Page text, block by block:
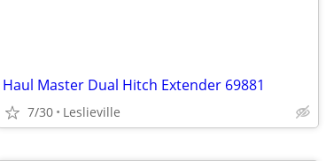
Haul Master Dual Hitch Extender 69881
7/30 Leslieville